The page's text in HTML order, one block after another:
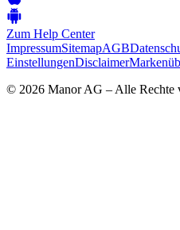
Zum Help Center
ImpressumSitemapAGB
EinstellungenDisclaimer
© 2026 Manor AG – Alle Rechte